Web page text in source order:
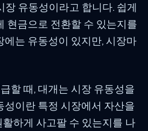
유동성이라고 합니다. 쉽게
현금으로 전환할 수 있는지를
에는 유동성이 있지만, 시장마
할 때, 대개는 시장 유동성을
성이란 특정 시장에서 자산을
하게 사고팔 수 있는지를 나